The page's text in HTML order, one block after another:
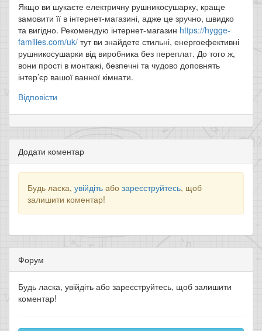
Якщо ви шукаєте електричну рушникосушарку, краще
замовити її в інтернет-магазині, адже це зручно, швидко
та вигідно. Рекомендую інтернет-магазин https://hygge-
families.com/uk/ тут ви знайдете стильні, енергоефективні
рушникосушарки від виробника без переплат. До того ж,
вони прості в монтажі, безпечні та чудово доповнять
інтер’єр вашої ванної кімнати.
Відповісти
Додати коментар
Будь ласка, увійдіть або зареєструйтесь, щоб
залишити коментар!
Форум
Будь ласка, увійдіть або зареєструйтесь, щоб залишити
коментар!